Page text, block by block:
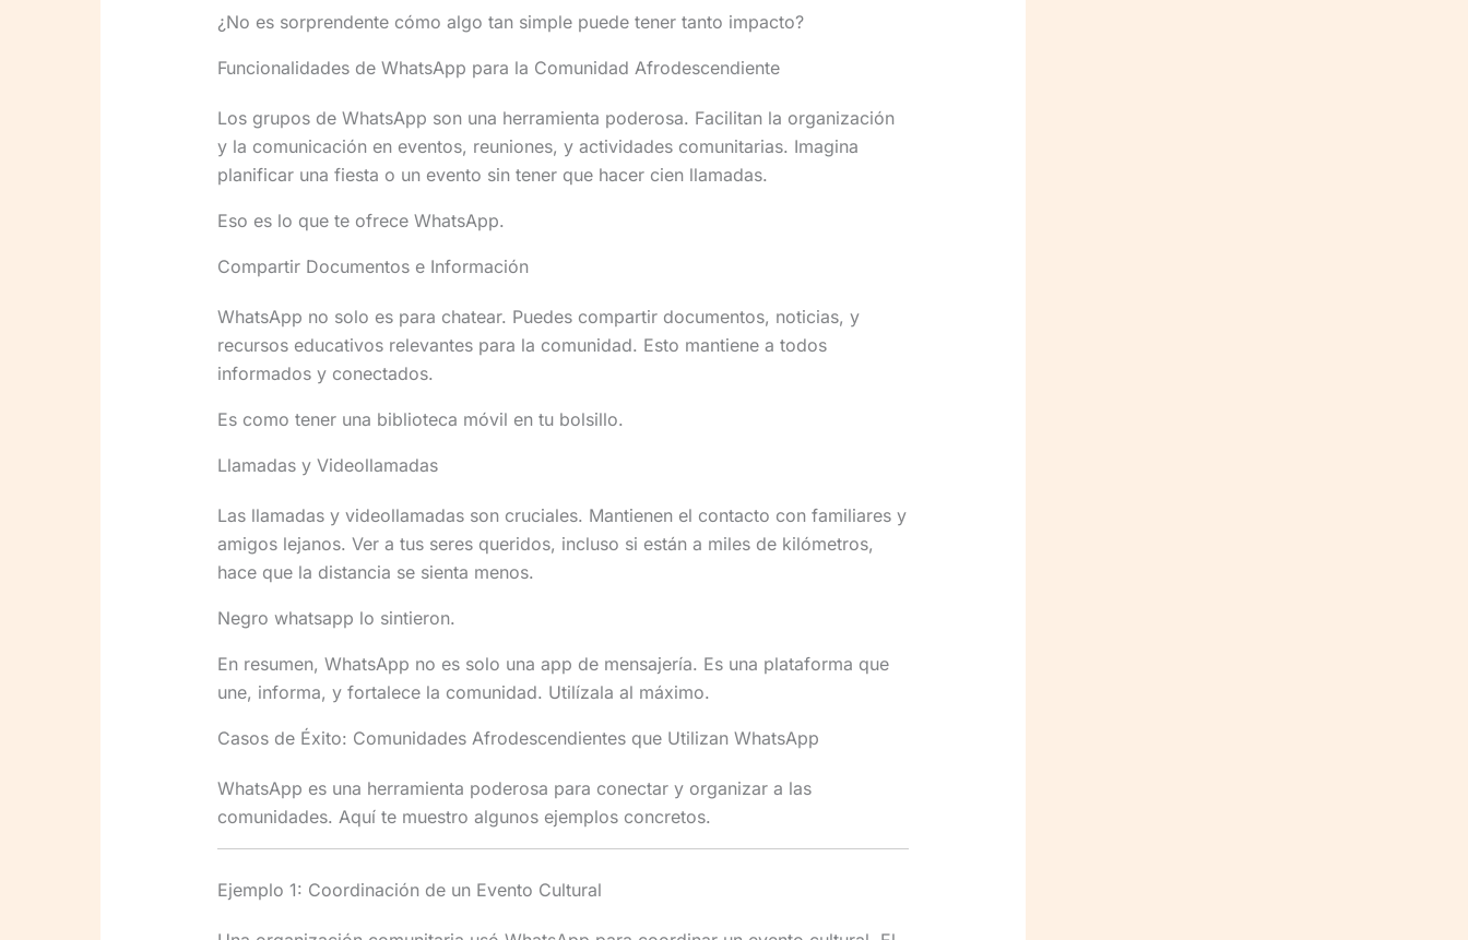
¿No es sorprendente cómo algo tan simple puede tener tanto impacto?
Funcionalidades de WhatsApp para la Comunidad Afrodescendiente
Los grupos de WhatsApp son una herramienta poderosa. Facilitan la organización
y la comunicación en eventos, reuniones, y actividades comunitarias. Imagina
planificar una fiesta o un evento sin tener que hacer cien llamadas.
Eso es lo que te ofrece WhatsApp.
Compartir Documentos e Información
WhatsApp no solo es para chatear. Puedes compartir documentos, noticias, y
recursos educativos relevantes para la comunidad. Esto mantiene a todos
informados y conectados.
Es como tener una biblioteca móvil en tu bolsillo.
Llamadas y Videollamadas
Las llamadas y videollamadas son cruciales. Mantienen el contacto con familiares y
amigos lejanos. Ver a tus seres queridos, incluso si están a miles de kilómetros,
hace que la distancia se sienta menos.
Negro whatsapp lo sintieron.
En resumen, WhatsApp no es solo una app de mensajería. Es una plataforma que
une, informa, y fortalece la comunidad. Utilízala al máximo.
Casos de Éxito: Comunidades Afrodescendientes que Utilizan WhatsApp
WhatsApp es una herramienta poderosa para conectar y organizar a las
comunidades. Aquí te muestro algunos ejemplos concretos.
Ejemplo 1: Coordinación de un Evento Cultural